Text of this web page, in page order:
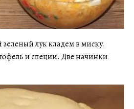
лук кладем в миску.
и специи. Две начинки